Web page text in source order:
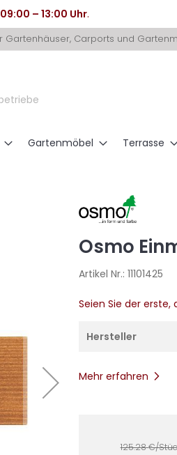
– 13:00 Uhr.
Gartenhäuser, Carports und
Gartenmöbel Terrasse
Osmo
Artikel Nr.: 11101425
Seien Sie der
Hersteller
Mehr erfahren
125.28€/